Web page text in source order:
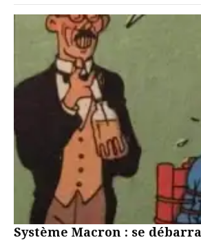
Système Macron : se